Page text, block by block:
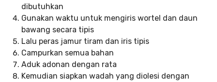
dibutuhkan
Gunakan waktu untuk mengiris wortel dan daun
bawang secara tipis
Lalu peras jamur tiram dan iris tipis
Campurkan semua bahan
Aduk adonan dengan rata
Kemudian siapkan wadah yang diolesi dengan